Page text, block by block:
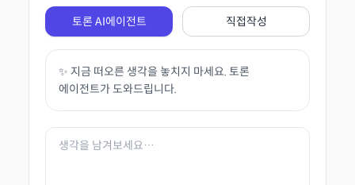
토론 AI에이전트 직접작성
✨ 지금 떠오른 생각을 놓치지 마세요. 토론
에이전트가 도와드립니다.